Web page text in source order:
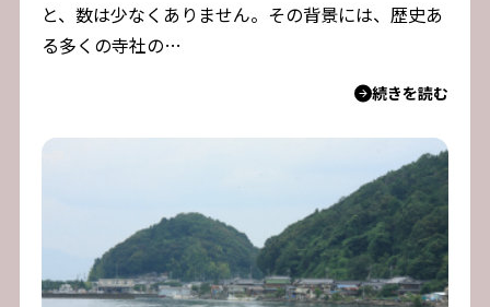
と、数は少なくありません。その背景には、歴史あ
る多くの寺社の…
続きを読む